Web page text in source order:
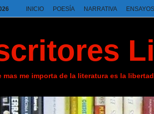
INICIO POESÍA NARRATIVA ENSAYOS
mas me importa de la literatura es la